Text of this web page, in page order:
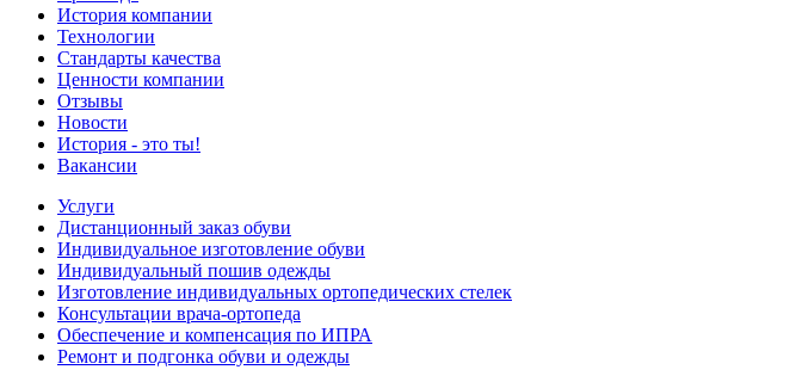
История компании
Технологии
Стандарты качества
Ценности компании
Отзывы
Новости
История - это ты!
Вакансии
Услуги
Дистанционный заказ обуви
Индивидуальное изготовление обуви
Индивидуальный пошив одежды
Изготовление индивидуальных ортопедических стелек
Консультации врача-ортопеда
Обеспечение и компенсация по ИПРА
Ремонт и подгонка обуви и одежды